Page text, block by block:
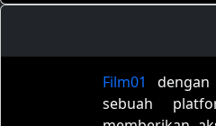
Film01
sebuah